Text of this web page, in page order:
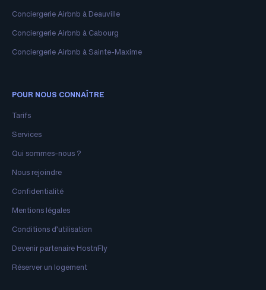
Conciergerie Airbnb à Deauville
Conciergerie Airbnb à Cabourg
Conciergerie Airbnb à Sainte-Maxime
POUR NOUS CONNAÎTRE
Tarifs
Services
Qui sommes-nous ?
Nous rejoindre
Confidentialité
Mentions légales
Conditions d’utilisation
Devenir partenaire HostnFly
Réserver un logement